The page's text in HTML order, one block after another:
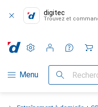
digitec
Trouvez et
Navigation par catégorie
Menu Recherche
Paramètres
Compte client
Listes de comparaison
Listes d'envies
Panier